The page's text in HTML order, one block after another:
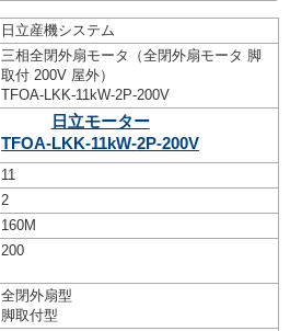
日立産機システム
三相全閉外扇モータ（全閉外扇モータ 脚
取付 200V 屋外）
TFOA-LKK-11kW-2P-200V
日立モーター
TFOA-LKK-11kW-2P-200V
11
2
160M
200
全閉外扇型
脚取付型